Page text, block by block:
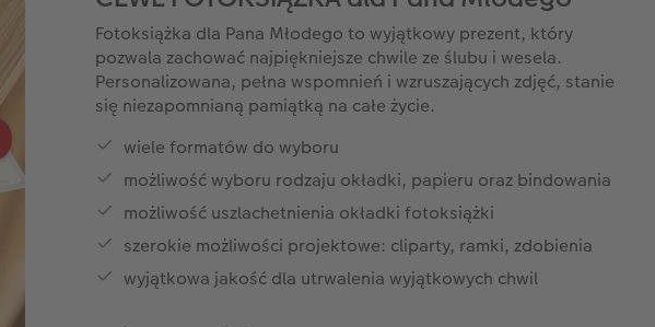
Fotoksiążka dla Pana Młodego to wyjątkowy prezent, który
pozwala zachować najpiękniejsze chwile ze ślubu i wesela.
Personalizowana, pełna wspomnień i wzruszających zdjęć, stanie
się niezapomnianą pamiątką na całe życie.
wiele formatów do wyboru
możliwość wyboru rodzaju okładki, papieru oraz bindowania
możliwość uszlachetnienia okładki fotoksiążki
szerokie możliwości projektowe: cliparty, ramki, zdobienia
wyjątkowa jakość dla utrwalenia wyjątkowych chwil